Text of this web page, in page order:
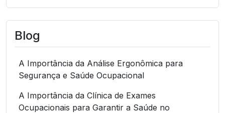
Blog
A Importância da Análise Ergonômica para
Segurança e Saúde Ocupacional
A Importância da Clínica de Exames
Ocupacionais para Garantir a Saúde no